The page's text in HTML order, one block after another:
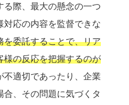
際、最大の懸念の一つ
対応の内容を監督できな
を委託することで、リア
様の反応を把握するのが
不適切であったり、企業
、その問題に気づくタ